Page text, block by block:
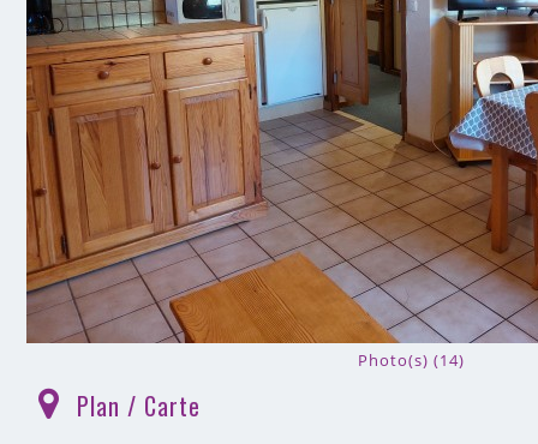
Photo(s) (14)
Plan / Carte